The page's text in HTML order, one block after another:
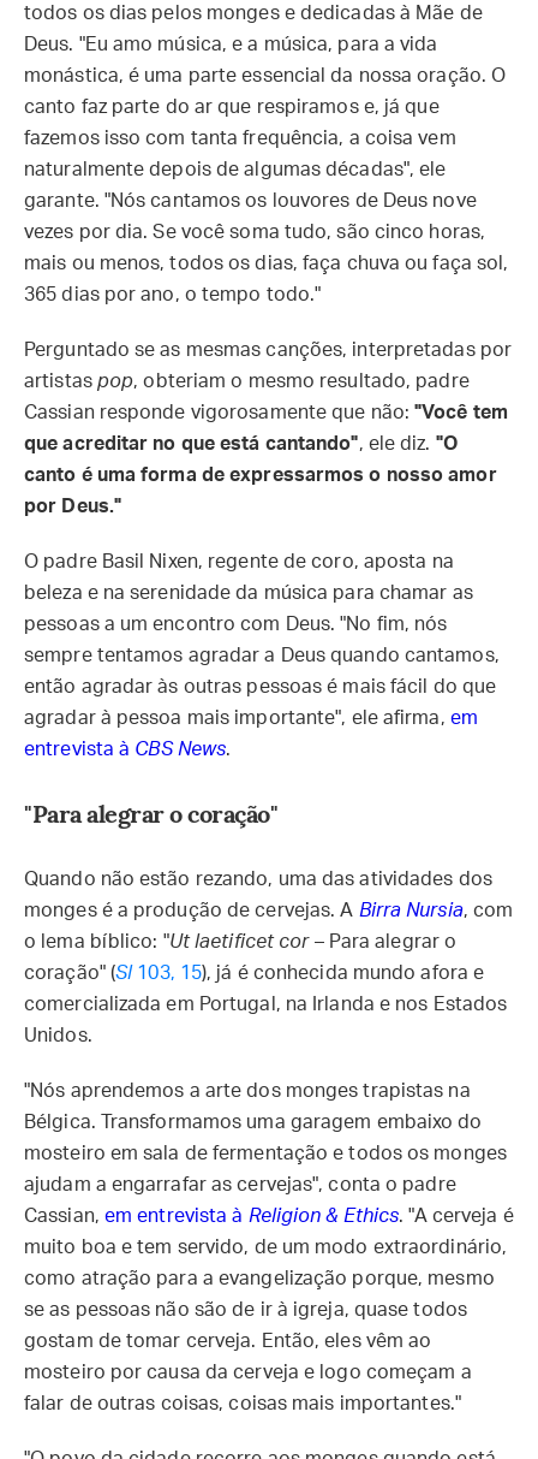
todos os dias pelos monges e dedicadas à Mãe de
Deus. "Eu amo música, e a música, para a vida
monástica, é uma parte essencial da nossa oração. O
canto faz parte do ar que respiramos e, já que
fazemos isso com tanta frequência, a coisa vem
naturalmente depois de algumas décadas", ele
garante. "Nós cantamos os louvores de Deus nove
vezes por dia. Se você soma tudo, são cinco horas,
mais ou menos, todos os dias, faça chuva ou faça sol,
365 dias por ano, o tempo todo."
Perguntado se as mesmas canções, interpretadas por
artistas pop, obteriam o mesmo resultado, padre
Cassian responde vigorosamente que não:"Você tem
que acreditar no que está cantando", ele diz. "O
canto é uma forma de expressarmos o nosso amor
por Deus."
O padre Basil Nixen, regente de coro, aposta na
beleza e na serenidade da música para chamar as
pessoas a um encontro com Deus. "No fim, nós
sempre tentamos agradar a Deus quando cantamos,
então agradar às outras pessoas é mais fácil do que
agradar à pessoa mais importante", ele afirma, em
entrevista à CBS News.
"Para alegrar o coração"
Quando não estão rezando, uma das atividades dos
monges é a produção de cervejas. A Birra Nursia, com
o lema bíblico: "Ut laetificet cor– Para alegrar o
coração" (Sl103, 15), já é conhecida mundo afora e
comercializada em Portugal, na Irlanda e nos Estados
Unidos.
"Nós aprendemos a arte dos monges trapistas na
Bélgica. Transformamos uma garagem embaixo do
mosteiro em sala de fermentação e todos os monges
ajudam a engarrafar as cervejas", conta o padre
Cassian, em entrevista à Religion & Ethics. "A cerveja é
muito boa e tem servido, de um modo extraordinário,
como atração para a evangelização porque, mesmo
se as pessoas não são de ir à igreja, quase todos
gostam de tomar cerveja. Então, eles vêm ao
mosteiro por causa da cerveja e logo começam a
falar de outras coisas, coisas mais importantes."